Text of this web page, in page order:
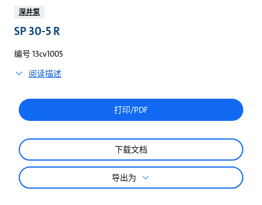
较
深井泵
SP 30-5 R
编号 13cv1005
阅读描述
打印/PDF
下载文档
导出为